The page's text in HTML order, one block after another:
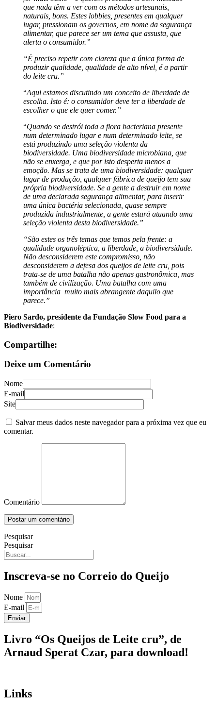
que nada têm a ver com os métodos artesanais,
naturais, bons. Estes lobbies, presentes em qualquer
lugar, pressionam os governos, em nome da segurança
alimentar, que parece ser um tema que assusta, que
alerta o consumidor.”
“É preciso repetir com clareza que a única forma de
produzir qualidade, qualidade de alto nível, é a partir
do leite cru.”
“Aqui estamos discutindo um conceito de liberdade de
escolha. Isto é: o consumidor deve ter a liberdade de
escolher o que ele quer comer.”
“Quando se destrói toda a flora bacteriana presente
num determinado lugar e num determinado leite, se
está produzindo uma seleção violenta da
biodiversidade. Uma biodiversidade microbiana, que
não se enxerga, e que por isto desperta menos a
emoção. Mas se trata de uma biodiversidade: qualquer
lugar de produção, qualquer fábrica de queijo tem sua
própria biodiversidade. Se a gente a destruir em nome
de uma declarada segurança alimentar, para inserir
uma única bactéria selecionada, quase sempre
produzida industrialmente, a gente estará atuando uma
seleção violenta desta biodiversidade.”
“São estes os três temas que temos pela frente: a
qualidade organoléptica, a liberdade, a biodiversidade.
Não desconsiderem este compromisso, não
desconsiderem a defesa dos queijos de leite cru, pois
trata-se de uma batalha não apenas gastronômica, mas
também de civilização. Uma batalha com uma
importância muito mais abrangente daquilo que
parece.”
Piero Sardo, presidente da Fundação Slow Food para a
Biodiversidade:
Compartilhe:
Deixe um Comentário
Nome
E-mail
Site
Salvar meus dados neste navegador para a próxima vez que eu
comentar.
Comentário
Pesquisar
Pesquisar
Inscreva-se no Correio do Queijo
Nome
E-mail
Enviar
Livro “Os Queijos de Leite cru”, de
Arnaud Sperat Czar, para download!
Links